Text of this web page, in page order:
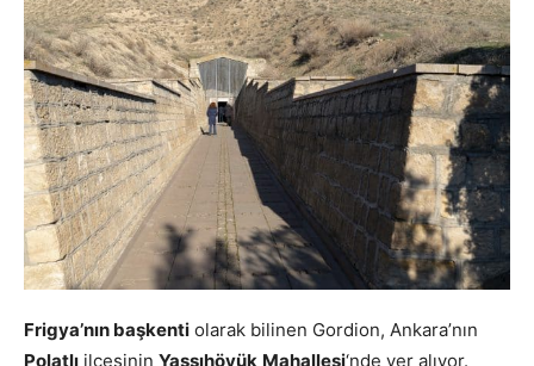
Frigya’nın başkenti olarak bilinen Gordion, Ankara’nın
Polatlı ilçesinin Yassıhöyük Mahallesi‘nde yer alıyor.